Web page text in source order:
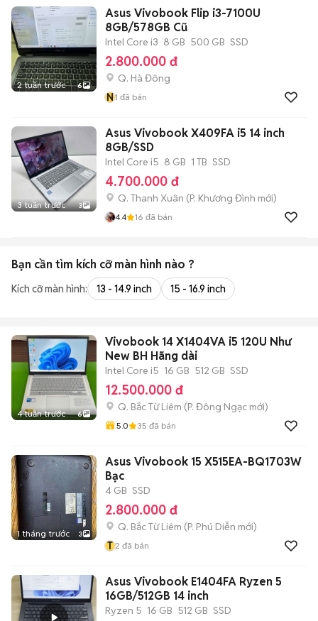
2 tuần trước 6
Asus Vivobook Flip i3-7100U
8GB/578GB Cũ
Intel Core i3 8 GB 500 GB SSD
2.800.000 đ
Q. Hà Đông
N1 đã bán
3 tuần trước 3
Asus Vivobook X409FA i5 14 inch
8GB/SSD
Intel Core i5 8 GB 1 TB SSD
4.700.000 đ
Q. Thanh Xuân (P. Khương Đình mới)
4.4 16 đã bán
Bạn cần tìm kích cỡ màn hình nào ?
Kích cỡ màn hình: 13 - 14.9 inch 15 - 16.9 inch
4 tuần trước 6
Vivobook 14 X1404VA i5 120U Như
New BH Hãng dài
Intel Core i5 16 GB 512 GB SSD
12.500.000 đ
Q. Bắc Từ Liêm (P. Đông Ngạc mới)
5.0 35 đã bán
1 tháng trước 3
Asus Vivobook 15 X515EA-BQ1703W
Bạc
4 GB SSD
2.800.000 đ
Q. Bắc Từ Liêm (P. Phú Diễn mới)
T 2 đã bán
Asus Vivobook E1404FA Ryzen 5
16GB/512GB 14 inch
Ryzen 5 16 GB 512 GB SSD